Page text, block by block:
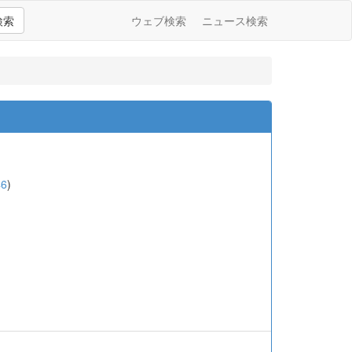
索 ウェブ検索 ニュース検索
)